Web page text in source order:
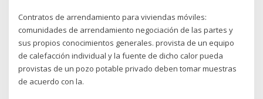
Contratos de arrendamiento para viviendas móviles:
comunidades de arrendamiento negociación de las partes y
sus propios conocimientos generales. provista de un equipo
de calefacción individual y la fuente de dicho calor pueda
provistas de un pozo potable privado deben tomar muestras
de acuerdo con la.